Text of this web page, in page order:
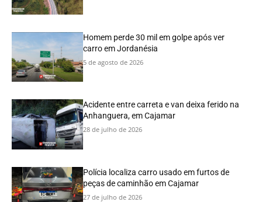
Homem perde 30 mil em golpe após ver
carro em Jordanésia
5 de agosto de 2026
Acidente entre carreta e van deixa ferido na
Anhanguera, em Cajamar
28 de julho de 2026
Polícia localiza carro usado em furtos de
peças de caminhão em Cajamar
27 de julho de 2026